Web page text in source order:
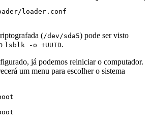
(/dev/sda5) pode ser visto
lsblk -o +UUID.
já podemos reiniciar o computador.
um menu para escolher o sistema